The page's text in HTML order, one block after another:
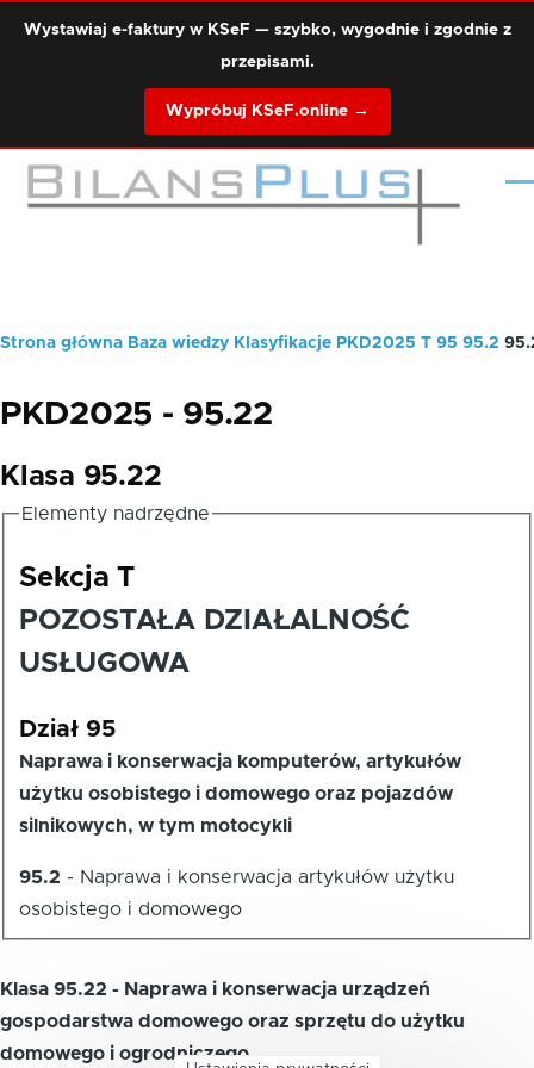
Wystawiaj e-faktury w KSeF — szybko, wygodnie i zgodnie z
przepisami.
Wypróbuj KSeF.online →
Ścieżka
Strona główna Baza wiedzy Klasyfikacje PKD2025 T 95 95.2
PKD2025 - 95.22
Klasa 95.22
Elementy nadrzędne
Sekcja T
POZOSTAŁA DZIAŁALNOŚĆ
USŁUGOWA
Dział 95
Naprawa i konserwacja komputerów, artykułów
użytku osobistego i domowego oraz pojazdów
silnikowych, w tym motocykli
95.2 - Naprawa i konserwacja artykułów użytku
osobistego i domowego
Klasa 95.22 - Naprawa i konserwacja urządzeń
gospodarstwa domowego oraz sprzętu do użytku
domowego i ogrodniczego